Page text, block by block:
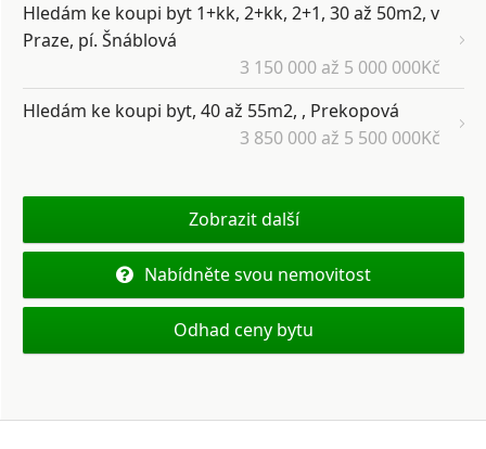
Hledám ke koupi byt 1+kk, 2+kk, 2+1, 30 až 50m2, v
Praze, pí. Šnáblová
3 150 000 až 5 000 000Kč
Hledám ke koupi byt, 40 až 55m2, , Prekopová
3 850 000 až 5 500 000Kč
Zobrazit další
Nabídněte svou nemovitost
Odhad ceny bytu